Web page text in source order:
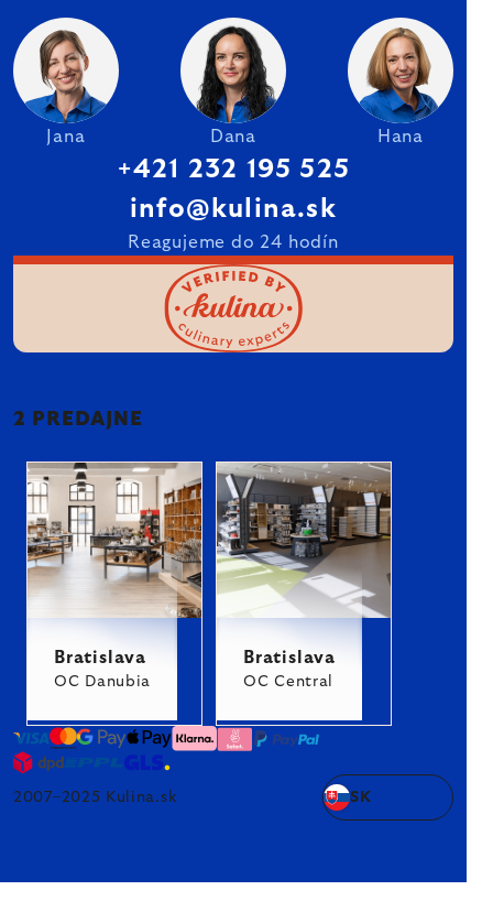
Jana Dana Hana
+421 232 195 525
info@kulina.sk
Reagujeme do 24 hodín
2 PREDAJNE
Bratislava
OC Danubia
Bratislava
OC Central
2007–2025 Kulina.sk SK